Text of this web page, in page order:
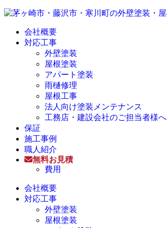
会社概要
対応工事
外壁塗装
屋根塗装
アパート塗装
雨樋修理
屋根工事
法人向け塗装メンテナンス
工務店・建設会社のご担当者様へ
保証
施工事例
職人紹介
無料お見積
費用
会社概要
対応工事
外壁塗装
屋根塗装